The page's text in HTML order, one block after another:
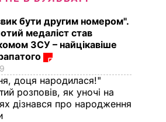
бути другим номером".
медаліст став
ЗСУ – найцікавіше
доця народилася!"
розповів, як уночі на
дізнався про народження